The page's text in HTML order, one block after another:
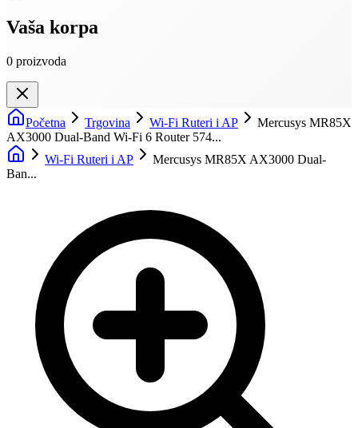
Vaša korpa
0 proizvoda
Početna Trgovina Wi-Fi Ruteri i AP
Mercusys MR85X
AX3000 Dual-Band Wi-Fi 6 Router 574...
Wi-Fi Ruteri i AP
Mercusys MR85X AX3000 Dual-
Ban...